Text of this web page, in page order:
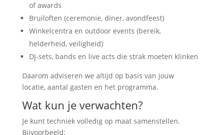
of awards
Bruiloften (ceremonie, diner, avondfeest)
Winkelcentra en outdoor events (bereik,
helderheid, veiligheid)
DJ-sets, bands en live acts die strak moeten klinken
Daarom adviseren we altijd op basis van jouw
locatie, aantal gasten en het programma.
Wat kun je verwachten?
Je kunt techniek volledig op maat samenstellen.
Bijvoorbeeld: